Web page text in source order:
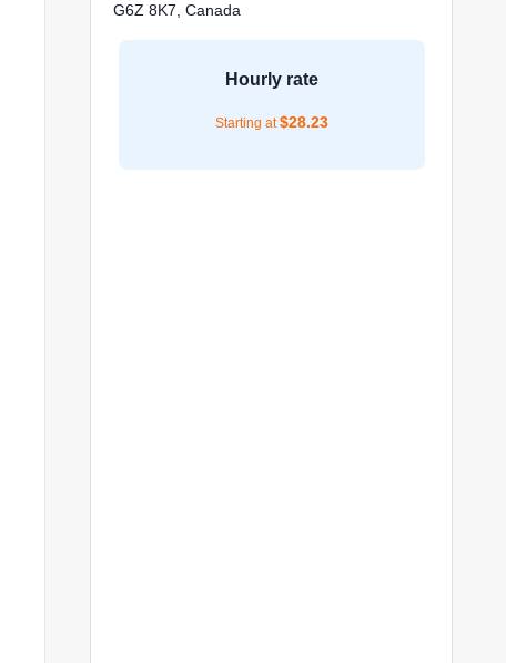
G6Z 8K7, Canada
Hourly rate
Starting at $28.23